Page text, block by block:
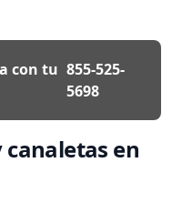
con tu 855-525-
5698
canaletas en